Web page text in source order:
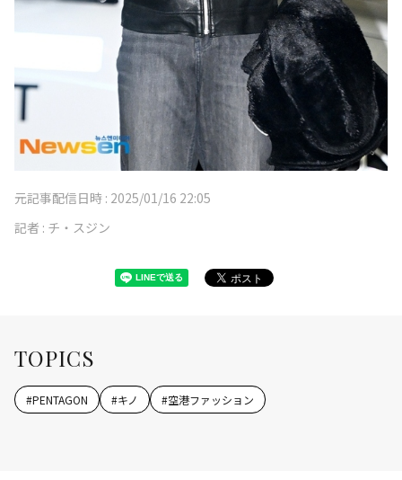
元記事配信日時 : 2025/01/16 22:05
記者 : チ・スジン
TOPICS
#PENTAGON #キノ #空港ファッション